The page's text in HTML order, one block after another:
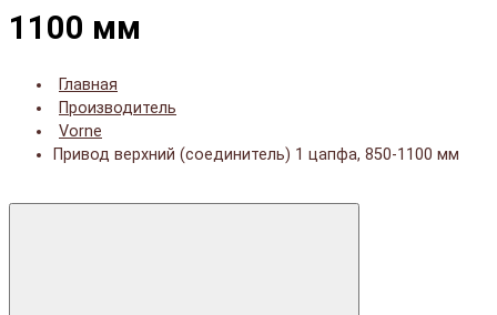
1100 мм
Главная
Производитель
Vorne
Привод верхний (соединитель) 1 цапфа, 850-1100 мм